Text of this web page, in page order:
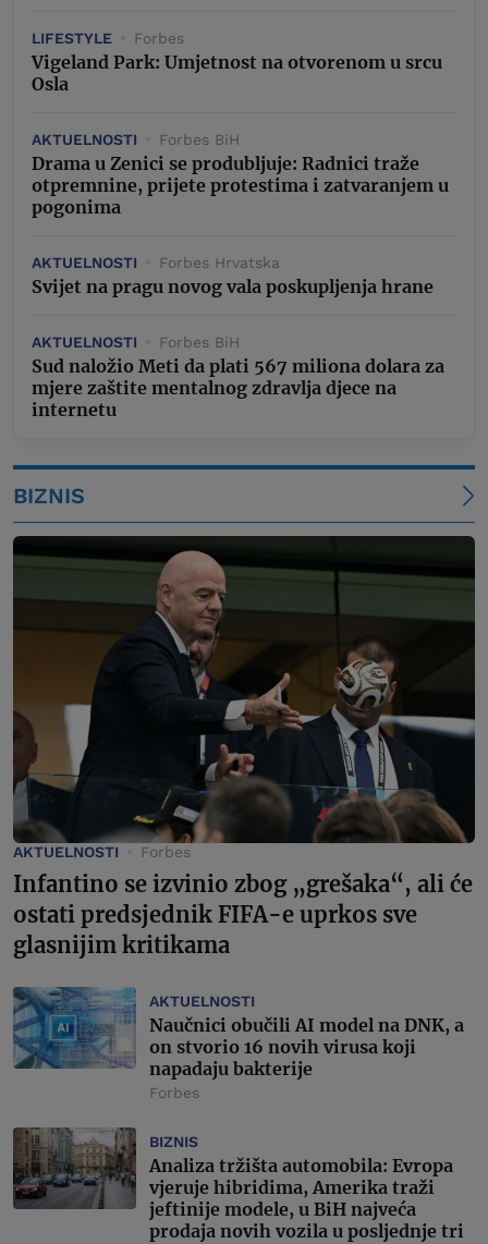
LIFESTYLE Forbes
Vigeland Park: Umjetnost na otvorenom u srcu
Osla
AKTUELNOSTI Forbes BiH
Drama u Zenici se produbljuje: Radnici traže
otpremnine, prijete protestima i zatvaranjem u
pogonima
AKTUELNOSTI Forbes Hrvatska
Svijet na pragu novog vala poskupljenja hrane
AKTUELNOSTI Forbes BiH
Sud naložio Meti da plati 567 miliona dolara za
mjere zaštite mentalnog zdravlja djece na
internetu
BIZNIS
AKTUELNOSTI Forbes
Infantino se izvinio zbog „grešaka“, ali će
ostati predsjednik FIFA-e uprkos sve
glasnijim kritikama
AKTUELNOSTI
Naučnici obučili AI model na DNK, a
on stvorio 16 novih virusa koji
napadaju bakterije
Forbes
BIZNIS
Analiza tržišta automobila: Evropa
vjeruje hibridima, Amerika traži
jeftinije modele, u BiH najveća
prodaja novih vozila u posljednje tri